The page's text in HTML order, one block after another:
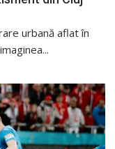
urbană aflat în